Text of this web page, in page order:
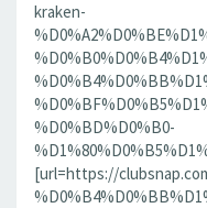
kraken-
%D0%BD%D0%B0-
[url=https://